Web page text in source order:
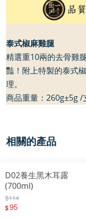
泰式椒麻雞腿
精選重10兩的去骨雞
豔！附上特製的泰式
理。
商品重量： 260g±5g /
相關的產品
D02養生黑木耳露
(700ml)
$114
$95